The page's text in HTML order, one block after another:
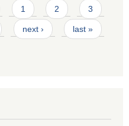
1 2 3
next › last »